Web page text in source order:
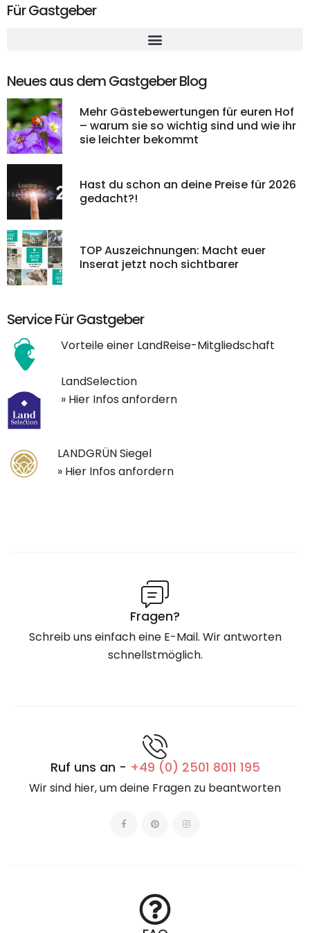
Für Gastgeber
Neues aus dem Gastgeber Blog
Mehr Gästebewertungen für euren Hof
– warum sie so wichtig sind und wie ihr
sie leichter bekommt
Hast du schon an deine Preise für 2026
gedacht?!
TOP Auszeichnungen: Macht euer
Inserat jetzt noch sichtbarer
Service Für Gastgeber
Vorteile einer LandReise-Mitgliedschaft
LandSelection
» Hier Infos anfordern
LANDGRÜN Siegel
» Hier Infos anfordern
Fragen?
Schreib uns einfach eine E-Mail. Wir antworten
schnellstmöglich.
Ruf uns an - +49 (0) 2501 8011 195
Wir sind hier, um deine Fragen zu beantworten